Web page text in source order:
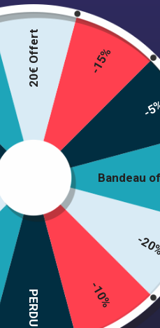
14,99
Couleur
Expédition 24/48h • Satisfait
Paiement
Bandeau
-
-10%
PERDU
20€ Offert -15%
-